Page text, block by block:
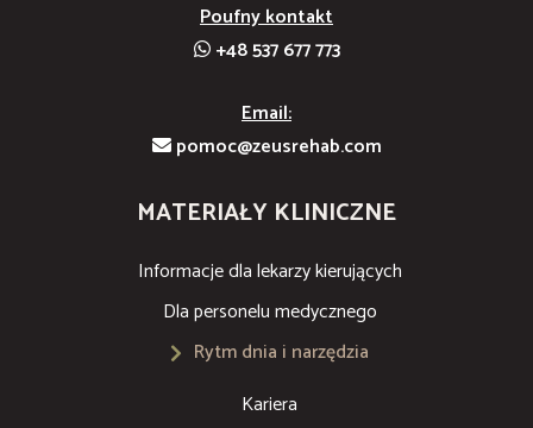
Poufny kontakt
+48 537 677 773
Email:
pomoc@zeusrehab.com
MATERIAŁY KLINICZNE
Informacje dla lekarzy kierujących
Dla personelu medycznego
Rytm dnia i narzędzia
Kariera